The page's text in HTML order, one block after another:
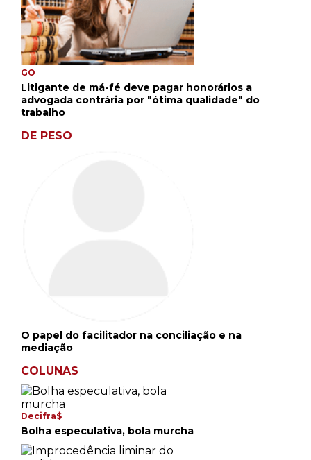
GO
Litigante de má-fé deve pagar honorários a
advogada contrária por "ótima qualidade" do
trabalho
DE PESO
O papel do facilitador na conciliação e na
mediação
COLUNAS
Decifra$
Bolha especulativa, bola murcha